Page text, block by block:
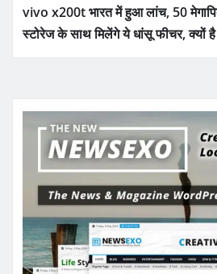
vivo x200t भारत में हुआ लांच, 50
स्टोरेज के साथ मिलेंगे ये धांसू फीचर, क्यों